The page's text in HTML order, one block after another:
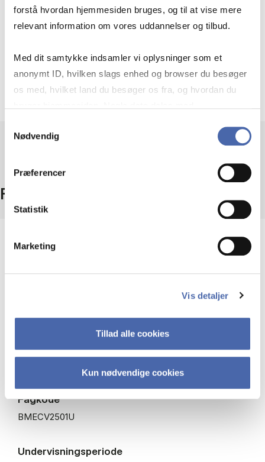
forstå hvordan hjemmesiden bruges, og til at vise mere
relevant information om vores uddannelser og tilbud.
Med dit samtykke indsamler vi oplysninger som et
anonymt ID, hvilken slags enhed og browser du besøger
os med, hvilket land du besøger os fra, og hvordan du
markedsføring. Du bestemmer selv - og kan altid trække
Nødvendig
Præferencer
Statistik
Marketing
Vis detaljer
Tillad alle cookies
Kun nødvendige cookies
Course prerequisites
Faget er rettet mod studerende, der har
kendskab til sandsynlighedsteori, matematisk
statistik og linear algebra (for eksempel fra 1. og
2. år af HA(mat)).
Fakta
Niveau
ECTS
Fagkode
BMECV2501U
Undervisningsperiode